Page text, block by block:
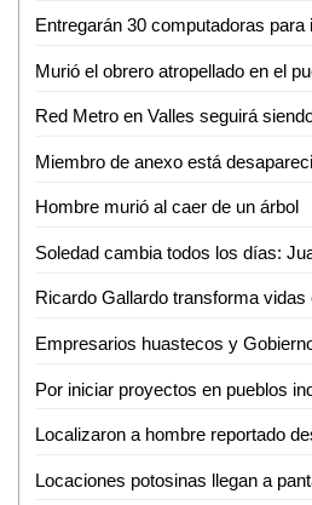
Murió el obrero atropellado en el
Miembro de anexo está
Hombre murió al caer de un árbol
Por iniciar proyectos en pueblos
Localizaron a hombre reportado
Locaciones potosinas llegan a